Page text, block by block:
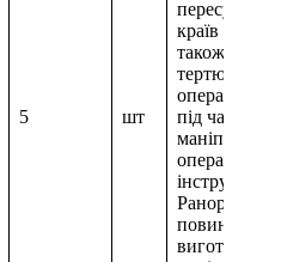
5 шт
країв рани, а
також
тертю країв
під час
маніпуляції
повинен